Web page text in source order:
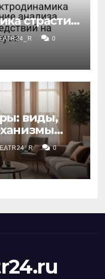
страсти:
на
0
виды,
0